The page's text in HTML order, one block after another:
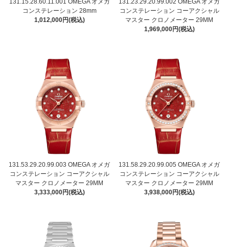
131.15.28.60.11.001 OMEGA オメガ
コンステレーション 28mm
1,012,000円(税込)
131.23.29.20.99.002 OMEGA オメガ
コンステレーション コーアクシャル
マスター クロノメーター 29MM
1,969,000円(税込)
131.53.29.20.99.003 OMEGA オメガ
コンステレーション コーアクシャル
マスター クロノメーター 29MM
3,333,000円(税込)
131.58.29.20.99.005 OMEGA オメガ
コンステレーション コーアクシャル
マスター クロノメーター 29MM
3,938,000円(税込)